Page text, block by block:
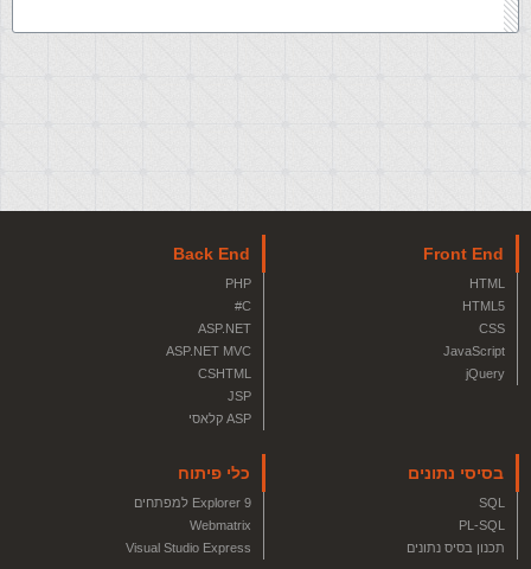
Front End
HTML
HTML5
CSS
JavaScript
jQuery
Back End
PHP
C#
ASP.NET
ASP.NET MVC
CSHTML
JSP
ASP קלאסי
בסיסי נתונים
SQL
PL-SQL
תכנון בסיס נתונים
כלי פיתוח
Explorer 9 למפתחים
Webmatrix
Visual Studio Express